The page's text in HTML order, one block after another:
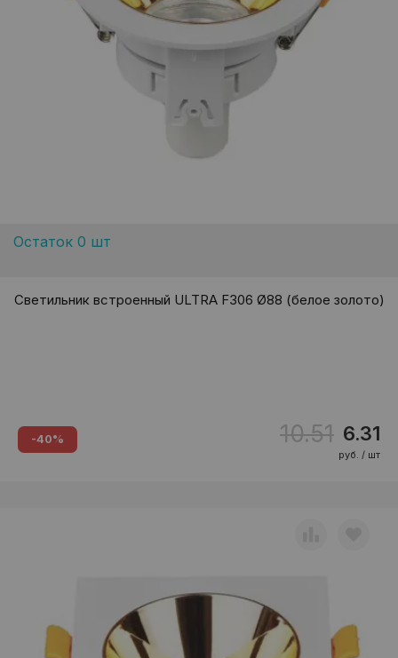
Остаток 0 шт
Светильник встроенный ULTRA F306 Ø88 (белое золото)
-40% 10.51 6.31
руб. / шт